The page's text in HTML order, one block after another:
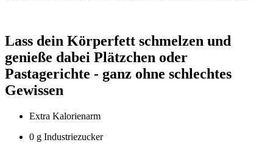
Lass dein Körperfett schmelzen und
genieße dabei Plätzchen oder
Pastagerichte - ganz ohne schlechtes
Gewissen
Extra Kalorienarm
0 g Industriezucker